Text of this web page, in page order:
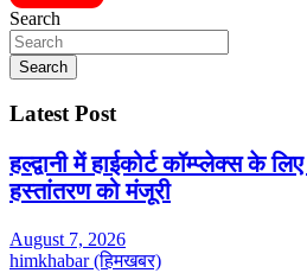
YouTube
Search
Search
Latest Post
हल्द्वानी में हाईकोर्ट कॉम्प्लेक्स के
हस्तांतरण को मंजूरी
August 7, 2026
himkhabar (हिमखबर)